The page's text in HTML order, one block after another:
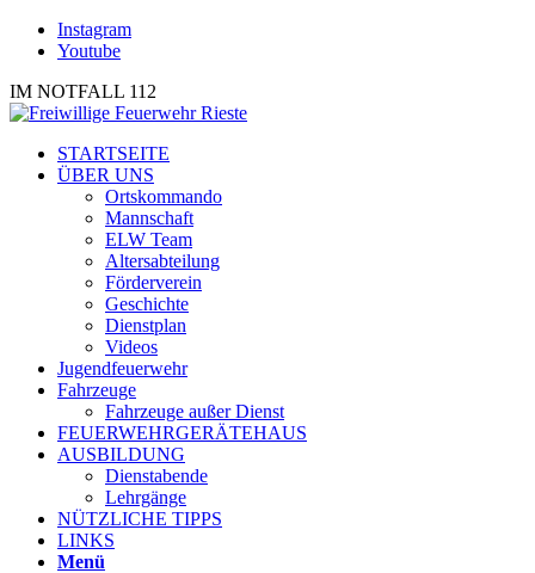
Instagram
Youtube
IM NOTFALL 112
STARTSEITE
ÜBER UNS
Ortskommando
Mannschaft
ELW Team
Altersabteilung
Förderverein
Geschichte
Dienstplan
Videos
Jugendfeuerwehr
Fahrzeuge
Fahrzeuge außer Dienst
FEUERWEHRGERÄTEHAUS
AUSBILDUNG
Dienstabende
Lehrgänge
NÜTZLICHE TIPPS
LINKS
Menü